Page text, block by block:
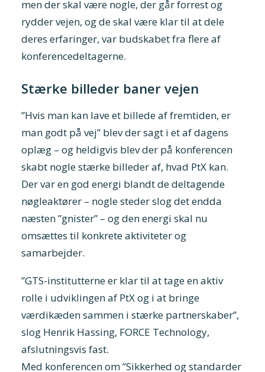
men der skal være nogle, der går forrest og
rydder vejen, og de skal være klar til at dele
deres erfaringer, var budskabet fra flere af
konferencedeltagerne.
Stærke billeder baner vejen
”Hvis man kan lave et billede af fremtiden, er
man godt på vej” blev der sagt i et af dagens
oplæg – og heldigvis blev der på konferencen
skabt nogle stærke billeder af, hvad PtX kan.
Der var en god energi blandt de deltagende
nøgleaktører – nogle steder slog det endda
næsten ”gnister” – og den energi skal nu
omsættes til konkrete aktiviteter og
samarbejder.
”GTS-institutterne er klar til at tage en aktiv
rolle i udviklingen af PtX og i at bringe
værdikæden sammen i stærke partnerskaber”,
slog Henrik Hassing, FORCE Technology,
afslutningsvis fast.
Med konferencen om ”Sikkerhed og standarder